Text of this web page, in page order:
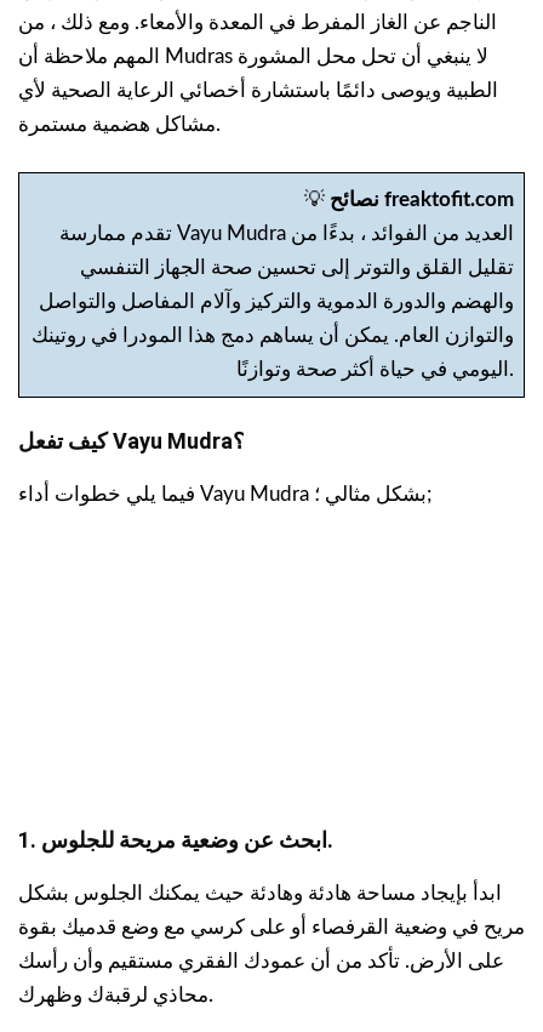
الناجم عن الغاز المفرط في المعدة والأمعاء. ومع ذلك ، من
المهم ملاحظة أن Mudras لا ينبغي أن تحل محل المشورة
الطبية ويوصى دائمًا باستشارة أخصائي الرعاية الصحية لأي
مشاكل هضمية مستمرة.
💡
نصائح freaktofit.com
تقدم ممارسة Vayu Mudra العديد من الفوائد ، بدءًا من
تقليل القلق والتوتر إلى تحسين صحة الجهاز التنفسي
والهضم والدورة الدموية والتركيز وآلام المفاصل والتواصل
والتوازن العام. يمكن أن يساهم دمج هذا المودرا في روتينك
اليومي في حياة أكثر صحة وتوازنًا.
كيف تفعل Vayu Mudra؟
فيما يلي خطوات أداء Vayu Mudra بشكل مثالي ؛;
1. ابحث عن وضعية مريحة للجلوس.
ابدأ بإيجاد مساحة هادئة وهادئة حيث يمكنك الجلوس بشكل
مريح في وضعية القرفصاء أو على كرسي مع وضع قدميك بقوة
على الأرض. تأكد من أن عمودك الفقري مستقيم وأن رأسك
محاذي لرقبةك وظهرك.